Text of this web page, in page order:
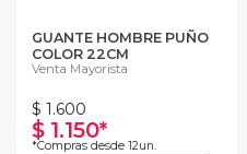
GUANTE HOMBRE PUÑO
COLOR 22CM
Venta Mayorista
$ 1.600
$ 1.150*
*Compras desde 12un.